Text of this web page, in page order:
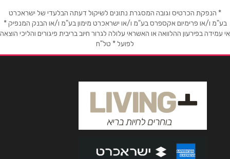
טלפון*
אנא חזרו אלי בקשר ל...
* הנפקת הכרטיס וגובה המסגרת נתונים לשיקול דעתה הבלעדי של ישראכרט
בע"מ ו/או פרימיום אקספרס בע"מ ו/או ישראכרט מימון בע"מ ו/או הבנק המנפיק *
אי עמידה בפירעון ההלוואה או האשראי עלולה לגרור חיוב בריבית פיגורים והליכי הוצאה
לפועל * טל"ח